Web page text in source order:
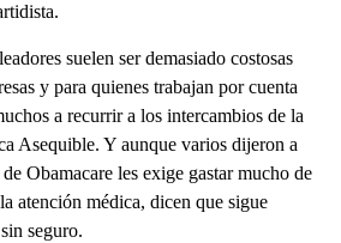
suelen ser demasiado costosas
y para quienes trabajan por cuenta
a recurrir a los intercambios de la
Asequible. Y aunque varios dijeron a
Obamacare les exige gastar mucho de
atención médica, dicen que sigue
seguro.